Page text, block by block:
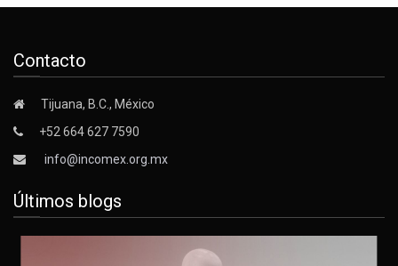
Contacto
Tijuana, B.C., México
+52 664 627 7590
info@incomex.org.mx
Últimos blogs